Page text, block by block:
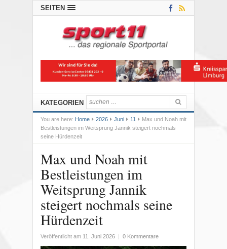
SEITEN
KATEGORIEN
You are here: Home 2026 Juni 11
Max und Noah mit
Bestleistungen im Weitsprung Jannik steigert nochmals
seine Hürdenzeit
Max und Noah mit
Bestleistungen im
Weitsprung Jannik
steigert nochmals seine
Hürdenzeit
Veröffentlicht am 11. Juni 2026 0 Kommentare